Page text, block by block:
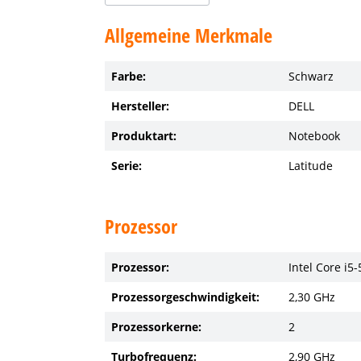
Allgemeine Merkmale
Farbe:
Schwarz
Hersteller:
DELL
Produktart:
Notebook
Serie:
Latitude
Prozessor
Prozessor:
Intel Core i5-
Prozessorgeschwindigkeit:
2,30 GHz
Prozessorkerne:
2
Turbofrequenz:
2,90 GHz